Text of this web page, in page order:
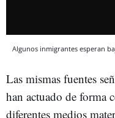
Algunos inmigrantes esperan
Las mismas fuentes
han actuado de forma
diferentes medios